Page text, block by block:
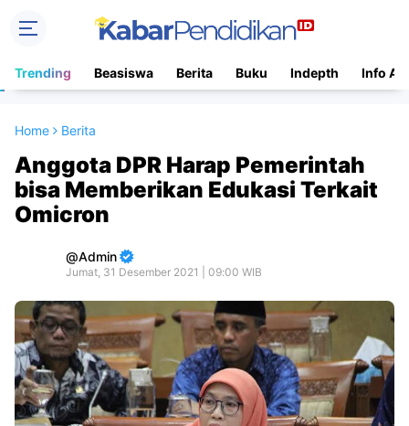
Trending Beasiswa Berita Buku Indepth Info
Home Berita
Anggota DPR Harap Pemerintah
bisa Memberikan Edukasi Terkait
Omicron
Admin
Jumat, 31 Desember 2021 | 09:00 WIB